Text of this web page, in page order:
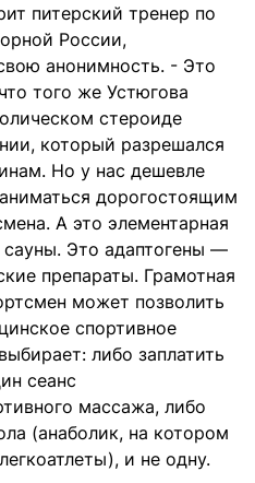
питерский тренер по
России,
анонимность. - Это
того же Устюгова
стероиде
который разрешался
Но у нас дешевле
дорогостоящим
А это элементарная
Это адаптогены —
препараты. Грамотная
может позволить
спортивное
либо заплатить
сеанс
массажа, либо
(анаболик, на котором
и не одну.